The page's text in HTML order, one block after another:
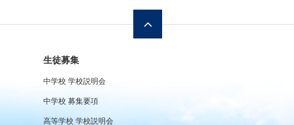
生徒募集
中学校 学校説明会
中学校 募集要項
高等学校 学校説明会